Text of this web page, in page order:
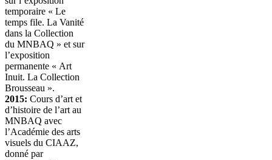
temporaire « Le
temps file. La Vanité
dans la Collection
du MNBAQ » et sur
l’exposition
permanente « Art
Inuit. La Collection
Brousseau ».
2015: Cours d’art et
d’histoire de l’art au
MNBAQ avec
l’Académie des arts
visuels du CIAAZ,
donné par